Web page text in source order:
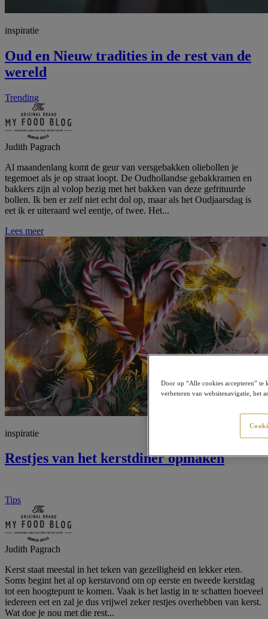
inspiratie
Oud en Nieuw tradities in de rest van de
wereld
Trending
Judith Pagrach
Al maandenlang komt de geur van versgebakken oliebollen je
tegemoet als je op straat loopt. De Oudhollandse gebakkramen en
bakkers zijn al volop bezig met het bakken van deze gefrituurde
bollen. Ik ben er zelf niet echt dol op, maar als het Oudjaarsdag is
eet ik er uiteraard wel eentje, of twee. Het...
Lees meer
inspiratie
Restjes van het kerstdiner opmaken
Tips
Judith Pagrach
Kerst staat meestal in het teken van gezelligheid en lekker eten.
Soms begint het al op kerstavond om op eerste en tweede kerstdag
tot een hoogtepunt te komen. Vaak is het lastig in te schatten hoeveel
iedereen eet en zal je dus vrijwel zeker restjes overhebben van kerst.
Wat doe je nou met die rest...
Door op “Alle cookies accepteren”
verbeteren van websitenavigatie, het